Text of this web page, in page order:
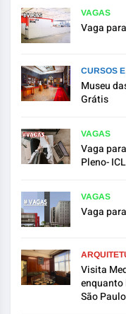
VAGAS
Vaga
CURSOS
Museu
Grátis
VAGAS
Vaga
Pleno- ICL
VAGAS
Vaga
Visita
São Paulo